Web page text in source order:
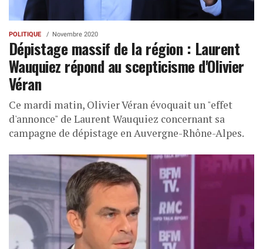
POLITIQUE Novembre 2020
Dépistage massif de la région : Laurent
Wauquiez répond au scepticisme d'Olivier
Véran
Ce mardi matin, Olivier Véran évoquait un "effet
d'annonce" de Laurent Wauquiez concernant sa
campagne de dépistage en Auvergne-Rhône-Alpes.